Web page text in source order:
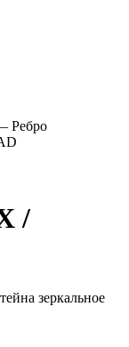
Ребро
/
зеркальное